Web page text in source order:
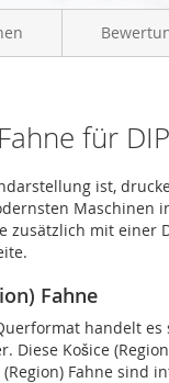
für
ist,
Maschinen
zusätzlich mit einer
Fahne
handelt
Diese Košice
Fahne sind